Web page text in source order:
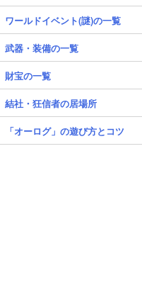
ワールドイベント(謎)の一覧
武器・装備の一覧
財宝の一覧
結社・狂信者の居場所
「オーログ」の遊び方とコツ